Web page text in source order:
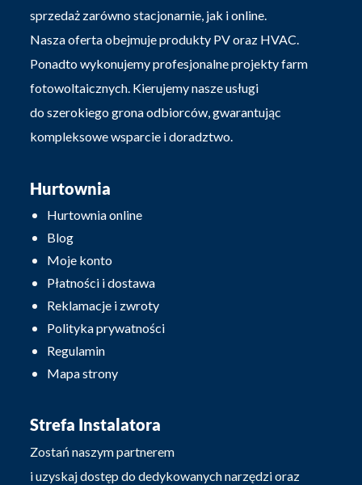
sprzedaż zarówno stacjonarnie, jak i online.
Nasza oferta obejmuje produkty PV oraz HVAC.
Ponadto wykonujemy profesjonalne projekty farm
fotowoltaicznych. Kierujemy nasze usługi
do szerokiego grona odbiorców, gwarantując
kompleksowe wsparcie i doradztwo.
Hurtownia
Hurtownia online
Blog
Moje konto
Płatności i dostawa
Reklamacje i zwroty
Polityka prywatności
Regulamin
Mapa strony
Strefa Instalatora
Zostań naszym partnerem
i uzyskaj dostęp do dedykowanych narzędzi oraz